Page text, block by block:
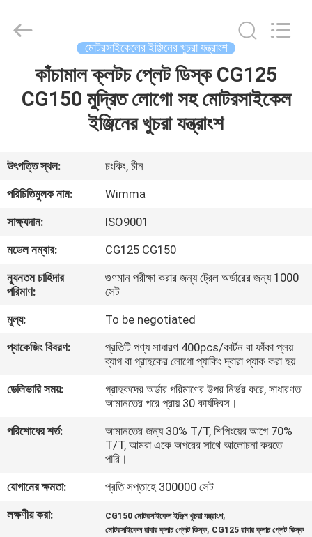
ভিডিও
সম্বন্ধে
কারখানা
গুণমান
উদ্ধৃতি
অনুরোধ
Parts
মোটরসাইকেলের ইঞ্জিনের খুচরা যন্ত্রাংশ
কাঁচামাল ক্লটচ প্লেট ডিস্ক CG125
CG150 মুদ্রিত লোগো সহ মোটরসাইকেল
ইঞ্জিনের খুচরা যন্ত্রাংশ
উৎপত্তি স্থল:
চংকিং, চীন
পরিচিতিমুলক নাম:
Wimma
সাক্ষ্যদান:
ISO9001
মডেল নম্বার:
CG125 CG150
ন্যূনতম চাহিদার
পরিমাণ:
গুণমান পরীক্ষা করার জন্য ট্রেল অর্ডারের জন্য 1000
সেট
মূল্য:
To be negotiated
প্যাকেজিং বিবরণ:
প্রতিটি পণ্য সাধারণ 400pcs/কার্টন বা ফাঁকা প্লয়
ব্যাগ বা গ্রাহকের লোগো প্যাকিং দ্বারা প্যাক করা হয়
ডেলিভারি সময়:
গ্রাহকদের অর্ডার পরিমাণের উপর নির্ভর করে, সাধারণত
আমানতের পরে প্রায় 30 কার্যদিবস।
পরিশোধের শর্ত:
আমানতের জন্য 30% T/T, শিপিংয়ের আগে 70%
T/T, আমরা একে অপরের সাথে আলোচনা করতে
পারি।
যোগানের ক্ষমতা:
প্রতি সপ্তাহে 300000 সেট
লক্ষণীয় করা:
CG150 মোটরসাইকেল ইঞ্জিন খুচরা যন্ত্রাংশ,
মোটরসাইকেল রাবার ক্লাচ প্লেট ডিস্ক, CG125 রাবার ক্লাচ প্লেট ডিস্ক